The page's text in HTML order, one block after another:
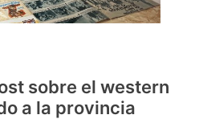
sobre el western
a la provincia